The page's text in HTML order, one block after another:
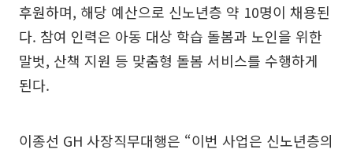
후원하며, 해당 예산으로 신노년층 약 10명이 채용된
다. 참여 인력은 아동 대상 학습 돌봄과 노인을 위한
말벗, 산책 지원 등 맞춤형 돌봄 서비스를 수행하게
된다.
이종선 GH 사장직무대행은 “이번 사업은 신노년층의